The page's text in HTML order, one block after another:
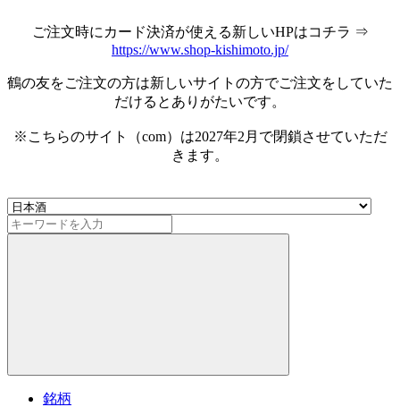
ご注文時にカード決済が使える新しいHPはコチラ ⇒
https://www.shop-kishimoto.jp/
鶴の友をご注文の方は新しいサイトの方でご注文をしていた
だけるとありがたいです。
※こちらのサイト（com）は2027年2月で閉鎖させていただ
きます。
銘柄